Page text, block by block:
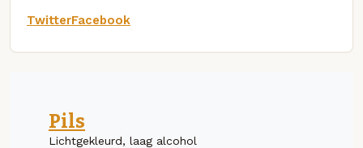
TwitterFacebook
Pils
Lichtgekleurd, laag alcohol